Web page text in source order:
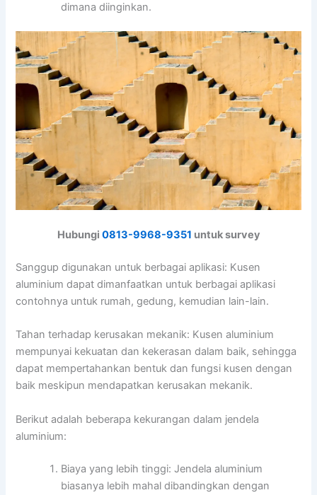
dimana diinginkan.
Hubungi 0813-9968-9351 untuk survey
Sanggup digunakan untuk berbagai aplikasi: Kusen
aluminium dapat dimanfaatkan untuk berbagai aplikasi
contohnya untuk rumah, gedung, kemudian lain-lain.
Tahan terhadap kerusakan mekanik: Kusen aluminium
mempunyai kekuatan dan kekerasan dalam baik, sehingga
dapat mempertahankan bentuk dan fungsi kusen dengan
baik meskipun mendapatkan kerusakan mekanik.
Berikut adalah beberapa kekurangan dalam jendela
aluminium:
Biaya yang lebih tinggi: Jendela aluminium
biasanya lebih mahal dibandingkan dengan